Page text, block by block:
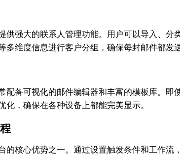
供强大的联系人管理功能。用户可以导入、
多维度信息进行客户分组，确保每封邮件都发
配备可视化的邮件编辑器和丰富的模板库。
化，确保在各种设备上都能完美显示。
的核心优势之一。通过设置触发条件和工作